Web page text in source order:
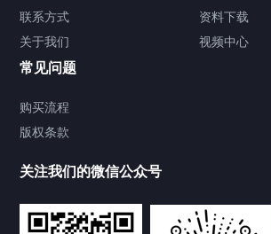
TCU温度控制单元
Chiller气体控温系统
联系方式
关于我们
资料下载
视频中心
常见问题
购买流程
版权条款
关注我们的微信公众号